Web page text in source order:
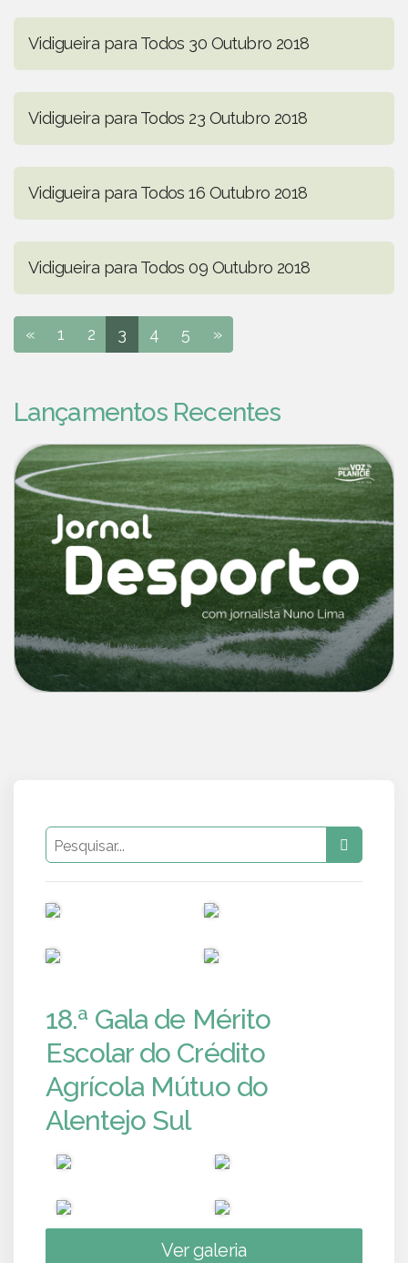
Vidigueira para Todos 30 Outubro 2018
Vidigueira para Todos 23 Outubro 2018
Vidigueira para Todos 16 Outubro 2018
Vidigueira para Todos 09 Outubro 2018
« 1 2 3 4 5 »
Lançamentos Recentes
18.ª Gala de Mérito
Escolar do Crédito
Agrícola Mútuo do
Alentejo Sul
Ver galeria